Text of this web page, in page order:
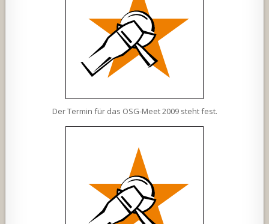
Der Termin für das OSG-Meet 2009 steht fest.